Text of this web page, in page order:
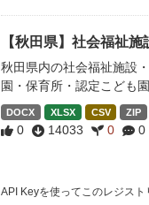
【秋田県】社会福祉施
秋田県内の社会福祉施設
園・保育所・認定こども
DOCX XLSX CSV ZIP
0 14033 0 0
API Keyを使ってこのレジス